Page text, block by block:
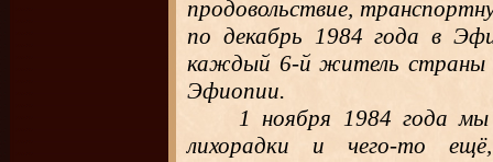
продовольствие,
по декабрь 1984 года в
каждый 6-й житель страны
Эфиопии.
1 ноября 1984 года
лихорадки и чего-то